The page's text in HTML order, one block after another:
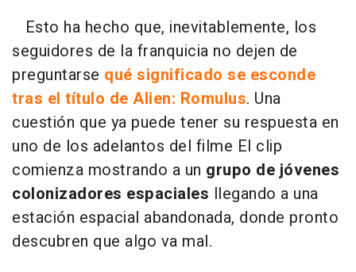
Esto ha hecho que, inevitablemente, los
seguidores de la franquicia no dejen de
preguntarse qué significado se esconde
tras el título de Alien: Romulus. Una
cuestión que ya puede tener su respuesta en
uno de los adelantos del filme El clip
comienza mostrando a un grupo de jóvenes
colonizadores espaciales llegando a una
estación espacial abandonada, donde pronto
descubren que algo va mal.